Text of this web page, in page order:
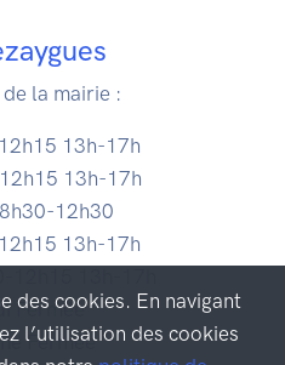
des cookies. En navigant
l’utilisation des cookies
la mairie :
13h-17h
13h-17h
8h30-12h30
13h-17h
Fermée
Fermée